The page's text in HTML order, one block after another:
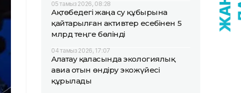
05 тамыз 2026, 08:28
Ақтөбедегі жаңа су құбырына
қайтарылған активтер есебінен 5
млрд теңге бөлінді
04 тамыз 2026, 17:07
Алатау қаласында экологиялық
авиа отын өндіру экожүйесі
құрылады